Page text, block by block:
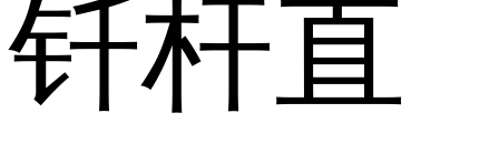
钎杆直